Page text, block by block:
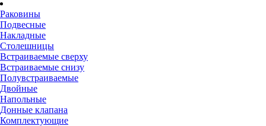
Раковины
Подвесные
Накладные
Столешницы
Встраиваемые сверху
Встраиваемые снизу
Полувстраиваемые
Двойные
Напольные
Донные клапана
Комплектующие